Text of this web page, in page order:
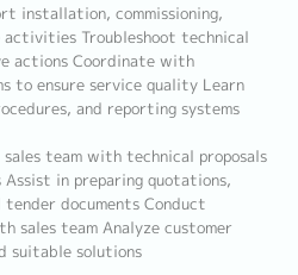
installation, commissioning,
activities Troubleshoot technical
actions Coordinate with
to ensure service quality Learn
and reporting systems
sales team with technical proposals
in preparing quotations,
documents Conduct
sales team Analyze customer
suitable solutions